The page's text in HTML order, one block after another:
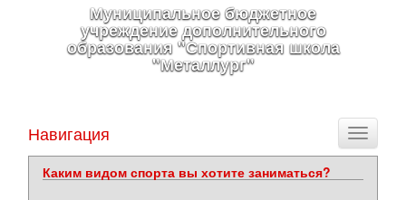
Муниципальное бюджетное
учреждение дополнительного
образования "Спортивная школа
"Металлург"
Toggle
Навигация
Каким видом спорта вы хотите заниматься?